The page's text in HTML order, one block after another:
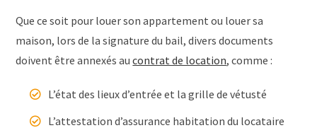
Que ce soit pour louer son appartement ou louer sa
maison, lors de la signature du bail, divers documents
doivent être annexés aucontrat de location, comme :
L’état des lieux d’entrée et la grille de vétusté
L’attestation d’assurance habitation du locataire